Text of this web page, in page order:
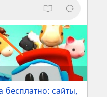
бесплатно: сайты,